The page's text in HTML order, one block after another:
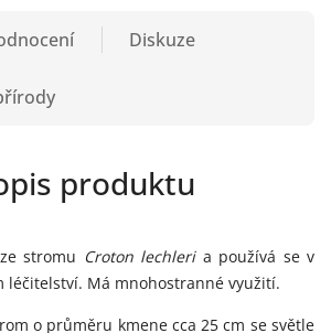
Diskuze
produktu
stromu Croton lechleria používá se v
Má mnohostranné využití.
o průměru kmene cca 25 cm se světle